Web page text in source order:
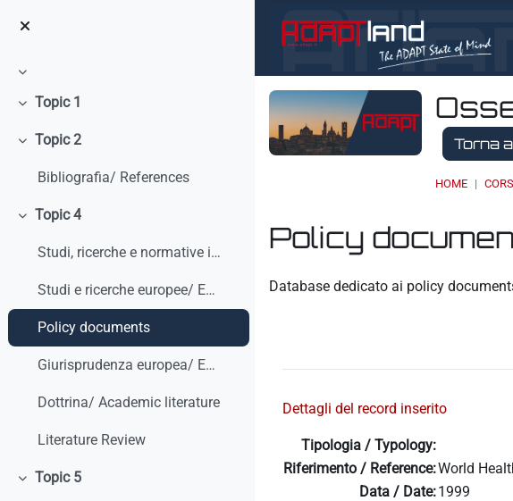
Minimizza
Minimizza
Topic 1
Minimizza
Topic 2
Bibliografia/ References
Minimizza
Topic 4
Studi, ricerche e normative internazionali/ Studies, research and international standars
Studi e ricerche europee/ European studies and research
Policy documents
Giurisprudenza europea/ European Case-law
Dottrina/ Academic literature
Literature Review
Minimizza
Topic 5
Torna
HOME
Policy
Database dedicato ai policy
Dettagli del record inserito
Tipologia / Typology:
Riferimento / Reference:World
Data / Date:1999